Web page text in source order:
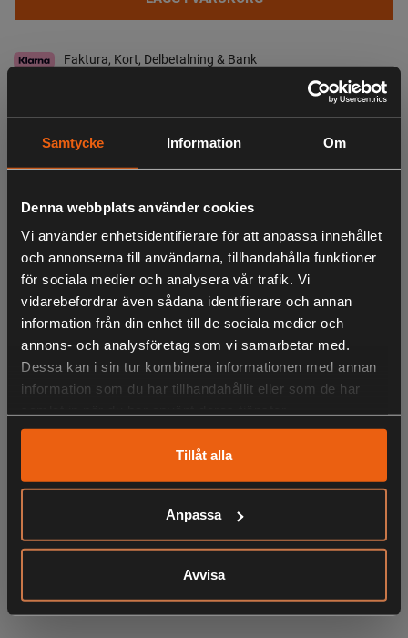
Samtycke Information Om
Denna webbplats använder cookies
Vi använder enhetsidentifierare för att anpassa innehållet
och annonserna till användarna, tillhandahålla funktioner
för sociala medier och analysera vår trafik. Vi
vidarebefordrar även sådana identifierare och annan
information från din enhet till de sociala medier och
annons- och analysföretag som vi samarbetar med.
Dessa kan i sin tur kombinera informationen med annan
information som du har tillhandahållit eller som de har
Tillåt alla
Anpassa
Avvisa
Faktura, Kort, Delbetalning & Bank
I lager Leveranstid:2-4 dagar leverans
Beskrivning Specifikation
- Högklassigt Seetex-membran
- Justering med dragsko
LIKNANDE PRODUKTER
KÖPS OFTA TILLSAMMANS
ANDRA HAR OCKSÅ TITTAT PÅ